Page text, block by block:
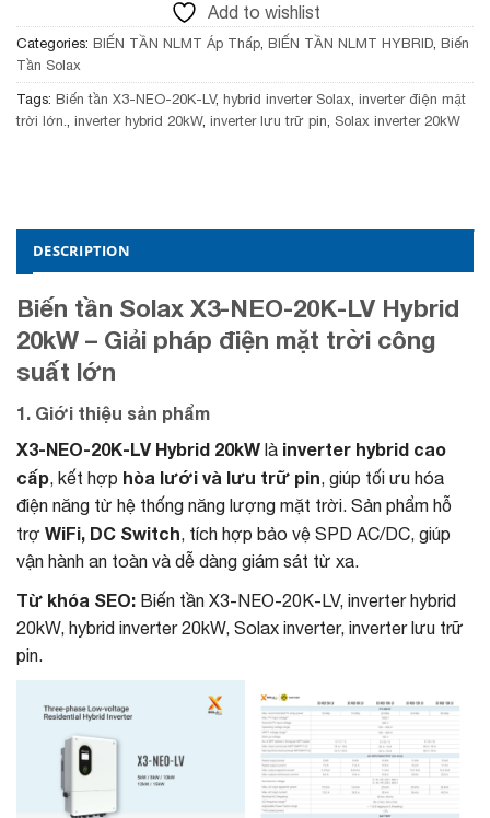
0
0
.
0
₫
.
Add to wishlist
Categories: BIẾN TẦN NLMT Áp Thấp BIẾN TẦN NLMT HYBRID Biến
Tần Solax
Tags: Biến tần X3-NEO-20K-LV, hybrid inverter Solax inverter điện mặt
trời lớn.
inverter hybrid 20kW, inverter lưu trữ pin Solax inverter 20kW
DESCRIPTION
Biến tần Solax X3-NEO-20K-LV Hybrid
20kW – Giải pháp điện mặt trời công
suất lớn
1. Giới thiệu sản phẩm
X3-NEO-20K-LV Hybrid 20kW là inverter hybrid cao
cấp, kết hợp hòa lưới và lưu trữ pin, giúp tối ưu hóa
điện năng từ hệ thống năng lượng mặt trời. Sản phẩm hỗ
trợ WiFi, DC Switch, tích hợp bảo vệ SPD AC/DC, giúp
vận hành an toàn và dễ dàng giám sát từ xa.
Từ khóa SEO: Biến tần X3-NEO-20K-LV, inverter hybrid
20kW, hybrid inverter 20kW, Solax inverter, inverter lưu trữ
pin.